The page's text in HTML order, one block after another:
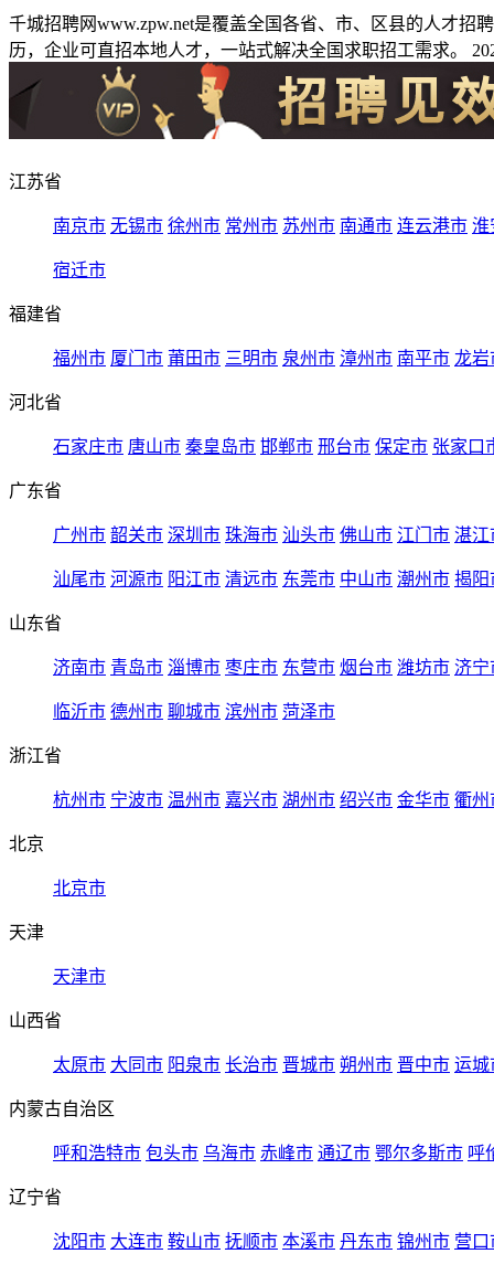
千城招聘网www.zpw.net是覆盖全国各省、市、区县的人才
历，企业可直招本地人才，一站式解决全国求职招工需求。
江苏省
南京市 无锡市 徐州市 常州市 苏州市 南通市 连云港市 淮
宿迁市
福建省
福州市 厦门市 莆田市 三明市 泉州市 漳州市 南平市 龙岩
河北省
石家庄市 唐山市 秦皇岛市 邯郸市 邢台市 保定市 张家口
广东省
广州市 韶关市 深圳市 珠海市 汕头市 佛山市 江门市 湛江
汕尾市 河源市 阳江市 清远市 东莞市 中山市 潮州市 揭阳
山东省
济南市 青岛市 淄博市 枣庄市 东营市 烟台市 潍坊市 济宁
临沂市 德州市 聊城市 滨州市 菏泽市
浙江省
杭州市 宁波市 温州市 嘉兴市 湖州市 绍兴市 金华市 衢州
北京
北京市
天津
天津市
山西省
太原市 大同市 阳泉市 长治市 晋城市 朔州市 晋中市 运城
内蒙古自治区
呼和浩特市 包头市 乌海市 赤峰市 通辽市 鄂尔多斯市 呼
辽宁省
沈阳市 大连市 鞍山市 抚顺市 本溪市 丹东市 锦州市 营口